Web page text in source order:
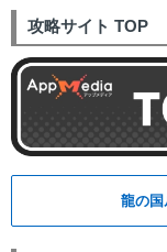
攻略サイト TOP
龍の